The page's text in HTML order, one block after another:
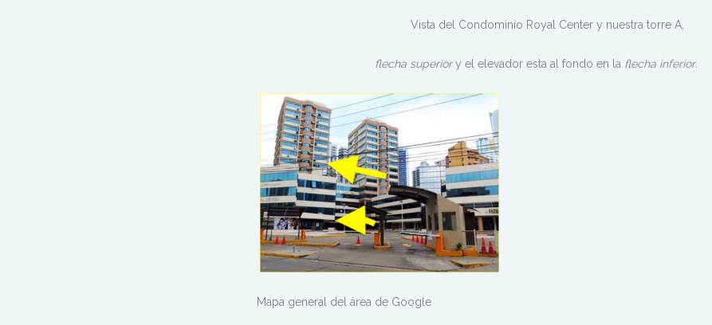
Vista del Condominio Royal Center y nuestra torre A,
flecha superiory el elevador esta al fondo en la flecha inferior.
Mapa general del área de Google